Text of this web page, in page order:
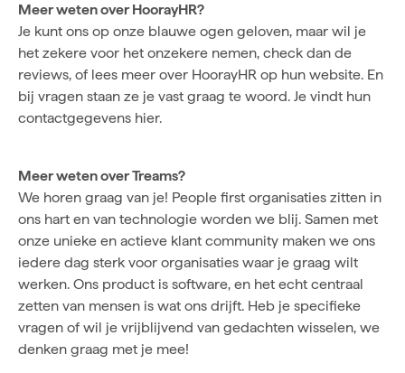
Meer weten over HoorayHR?
Je kunt ons op onze blauwe ogen geloven, maar wil je
het zekere voor het onzekere nemen, check dan de
reviews, of lees meer over HoorayHR op hun website. En
bij vragen staan ze je vast graag te woord. Je vindt hun
contactgegevens hier.
Meer weten over Treams?
We horen graag van je! People first organisaties zitten in
ons hart en van technologie worden we blij. Samen met
onze unieke en actieve klant community maken we ons
iedere dag sterk voor organisaties waar je graag wilt
werken. Ons product is software, en het echt centraal
zetten van mensen is wat ons drijft. Heb je specifieke
vragen of wil je vrijblijvend van gedachten wisselen, we
denken graag met je mee!